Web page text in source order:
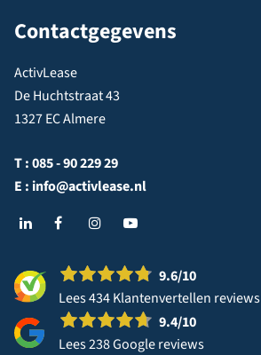
Contactgegevens
ActivLease
De Huchtstraat 43
1327 EC Almere
T :085 - 90 229 29
E : info@activlease.nl
9.6/10
Lees 434 Klantenvertellen reviews
9.4/10
Lees 238 Google reviews